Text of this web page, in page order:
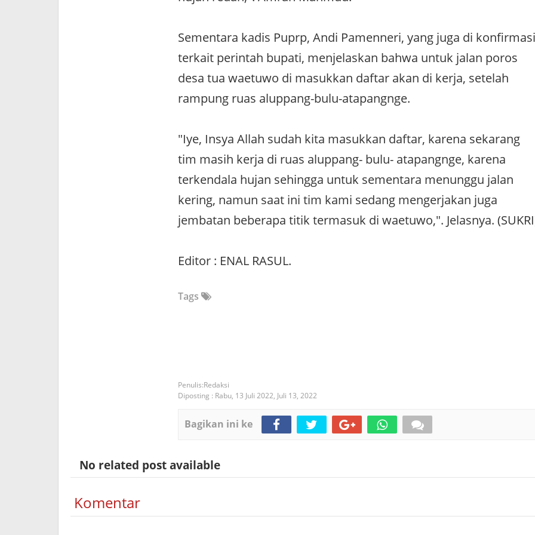
Sementara kadis Puprp, Andi Pamenneri, yang juga di konfirmasi
terkait perintah bupati, menjelaskan bahwa untuk jalan poros
desa tua waetuwo di masukkan daftar akan di kerja, setelah
rampung ruas aluppang-bulu-atapangnge.
"Iye, Insya Allah sudah kita masukkan daftar, karena sekarang
tim masih kerja di ruas aluppang- bulu- atapangnge, karena
terkendala hujan sehingga untuk sementara menunggu jalan
kering, namun saat ini tim kami sedang mengerjakan juga
jembatan beberapa titik termasuk di waetuwo,". Jelasnya.
Editor : ENAL RASUL.
Tags
Redaksi
Diposting : Rabu, 13 Juli 2022, Juli 13, 2022
Bagikan ini ke
No related post available
Komentar